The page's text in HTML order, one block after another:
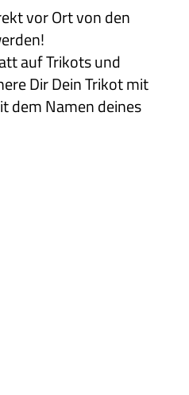
vor Ort von den
auf Trikots und
Dir Dein Trikot mit
dem Namen deines